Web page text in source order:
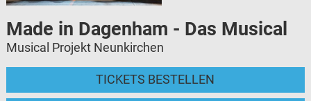
Made in Dagenham - Das Musical
Musical Projekt Neunkirchen
TICKETS BESTELLEN